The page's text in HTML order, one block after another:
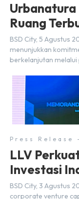
Urbanatura
Ruang
BSD City
BSD City, 5 Agustus
menunjukkan
berkelanjutan
dengan jalur sungai
lanskap tropis
dikenal sebagai
merupakan bagian
Press Release
LLV
Investasi
(FDI) pada
BSD City, 3 Agustus
corporate venture